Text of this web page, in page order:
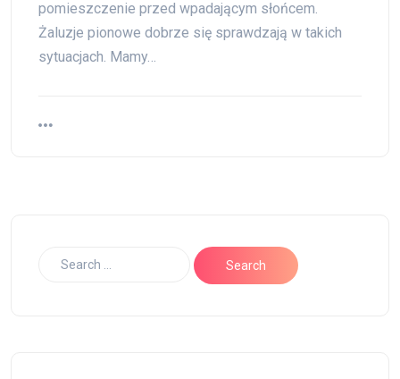
pomieszczenie przed wpadającym słońcem.
Żaluzje pionowe dobrze się sprawdzają w takich
sytuacjach. Mamy…